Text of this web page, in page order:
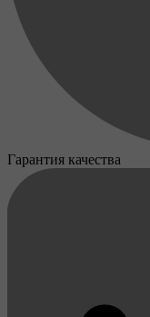
Гарантия качества